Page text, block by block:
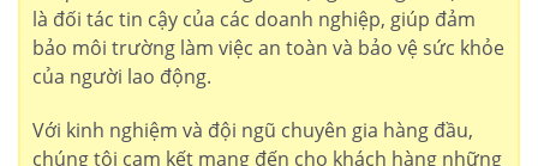
là đối tác tin cậy của các doanh nghiệp, giúp đảm
bảo môi trường làm việc an toàn và bảo vệ sức khỏe
của người lao động.
Với kinh nghiệm và đội ngũ chuyên gia hàng đầu,
chúng tôi cam kết mang đến cho khách hàng những